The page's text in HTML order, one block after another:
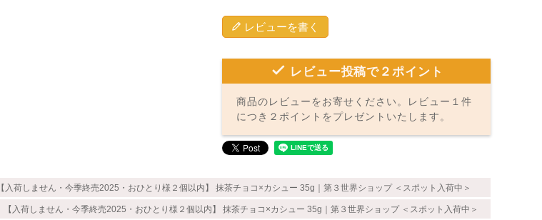
レビューを書く
レビュー投稿で２ポイント
商品のレビューをお寄せください。レビュー１件
につき２ポイントをプレゼントいたします。
【入荷しません・今季終売2025・おひとり様２個以内】 抹茶チョコ×カシュー 35g｜第３世界ショップ ＜スポット入荷中＞
【入荷しません・今季終売2025・おひとり様２個以内】 抹茶チョコ×カシュー 35g｜第３世界ショップ ＜スポット入荷中＞